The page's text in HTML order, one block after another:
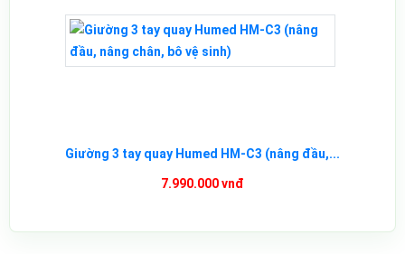
Giường 3 tay quay Humed HM-C3 (nâng đầu,...
7.990.000 vnđ